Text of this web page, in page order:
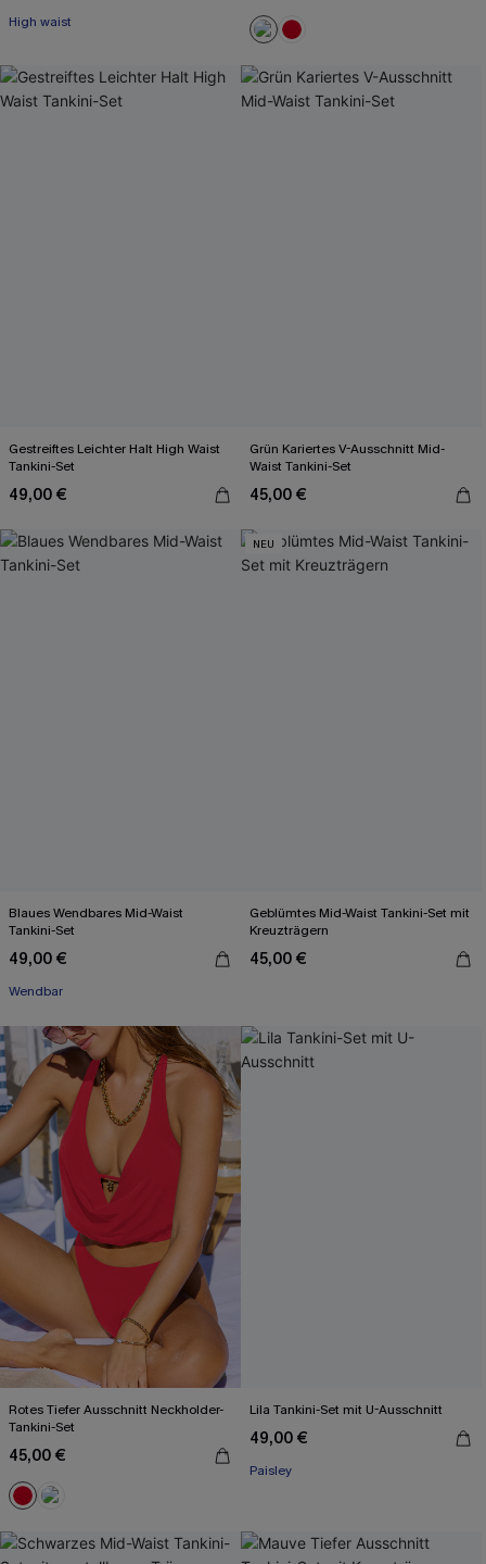
High waist
Gestreiftes Leichter Halt High Waist
Tankini-Set
49,00 €
Grün Kariertes V-Ausschnitt Mid-
Waist Tankini-Set
45,00 €
Blaues Wendbares Mid-Waist
Tankini-Set
49,00 €
Wendbar
NEU
Geblümtes Mid-Waist Tankini-Set mit
Kreuzträgern
45,00 €
Rotes Tiefer Ausschnitt Neckholder-
Tankini-Set
45,00 €
Lila Tankini-Set mit U-Ausschnitt
49,00 €
Paisley